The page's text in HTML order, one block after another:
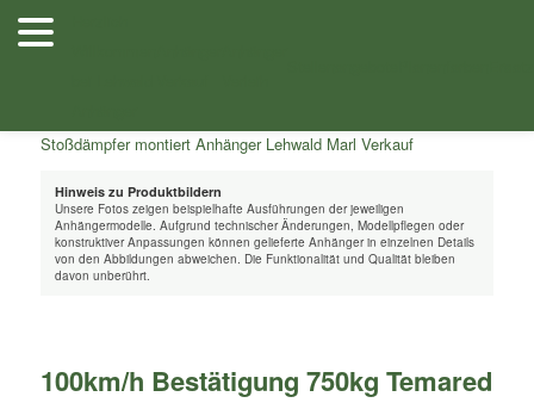
Zum
Inhalt
Shop
Hinweis zu Produktbildern
Unsere Fotos zeigen beispielhafte Ausführungen der jeweiligen
Anhängermodelle. Aufgrund technischer Änderungen, Modellpflegen oder
konstruktiver Anpassungen können gelieferte Anhänger in einzelnen Details
von den Abbildungen abweichen. Die Funktionalität und Qualität bleiben
davon unberührt.
100km/h Bestätigung 750kg Temared